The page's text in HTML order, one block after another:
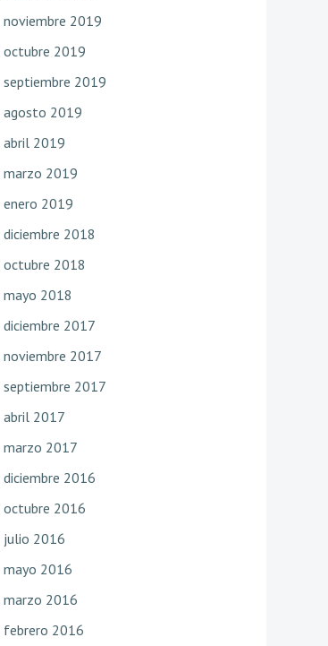
noviembre 2019
octubre 2019
septiembre 2019
agosto 2019
abril 2019
marzo 2019
enero 2019
diciembre 2018
octubre 2018
mayo 2018
diciembre 2017
noviembre 2017
septiembre 2017
abril 2017
marzo 2017
diciembre 2016
octubre 2016
julio 2016
mayo 2016
marzo 2016
febrero 2016